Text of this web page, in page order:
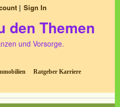
Sign In
den Themen
und Vorsorge.
Ratgeber Karriere